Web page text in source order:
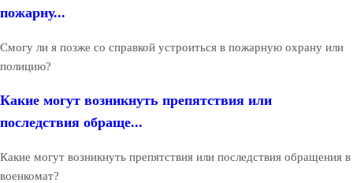
пожарну...
Смогу ли я позже со справкой устроиться в пожарную охрану или
полицию?
Какие могут возникнуть препятствия или
последствия обраще...
Какие могут возникнуть препятствия или последствия обращения в
военкомат?